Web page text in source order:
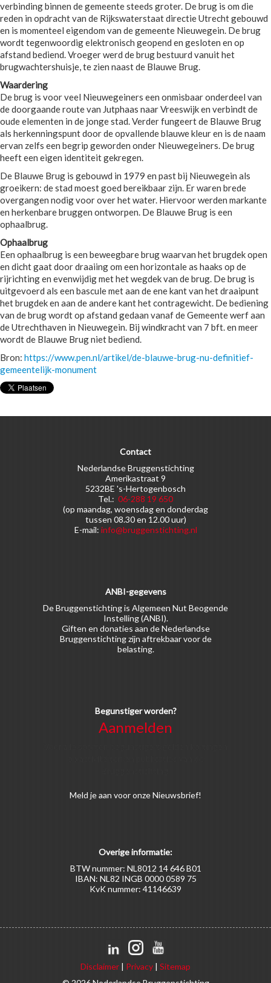
verbinding binnen de gemeente steeds groter. De brug is om die
reden in opdracht van de Rijkswaterstaat directie Utrecht gebouwd
en is momenteel eigendom van de gemeente Nieuwegein. De brug
wordt tegenwoordig elektronisch geopend en gesloten en op
afstand bediend. Vroeger werd de brug bestuurd vanuit het
brugwachtershuisje, te zien naast de Blauwe Brug.
Waardering
De brug is voor veel Nieuwegeiners een onmisbaar onderdeel van
de doorgaande route van Jutphaas naar Vreeswijk en verbindt de
oude elementen in de jonge stad. Verder fungeert de Blauwe Brug
als herkenningspunt door de opvallende blauwe kleur en is de naam
ervan zelfs een begrip geworden onder Nieuwegeiners. De brug
heeft een eigen identiteit gekregen.
De Blauwe Brug is gebouwd in 1979 en past bij Nieuwegein als
groeikern: de stad moest goed bereikbaar zijn. Er waren brede
overgangen nodig voor over het water. Hiervoor werden markante
en herkenbare bruggen ontworpen. De Blauwe Brug is een
ophaalbrug.
Ophaalbrug
Een ophaalbrug is een beweegbare brug waarvan het brugdek open
en dicht gaat door draaiing om een horizontale as haaks op de
rijrichting en evenwijdig met het wegdek van de brug. De brug is
uitgevoerd als een bascule met aan de ene kant van het draaipunt
het brugdek en aan de andere kant het contragewicht. De bediening
van de brug wordt op afstand gedaan vanaf de Gemeente werf aan
de Utrechthaven in Nieuwegein. Bij windkracht van 7 bft. en meer
wordt de Blauwe Brug niet bediend.
Bron: https://www.pen.nl/artikel/de-blauwe-brug-nu-definitief-
gemeentelijk-monument
Contact
Nederlandse Bruggenstichting
Amerikastraat 9
5232BE 's-Hertogenbosch
Tel.: 06-288 19 650
(op maandag, woensdag en donderdag
tussen 08.30 en 12.00 uur)
E-mail: info@bruggenstichting.nl
ANBI-gegevens
De Bruggenstichting is Algemeen Nut Beogende
Instelling (ANBI).
Giften en donaties aan de Nederlandse
Bruggenstichting zijn aftrekbaar voor de
belasting.
Begunstiger worden?
Aanmelden
Meld je aan voor onze Nieuwsbrief!
Overige informatie:
BTW nummer: NL8012 14 646 B01
IBAN: NL82 INGB 0000 0589 75
KvK nummer: 41146639
Disclaimer | Privacy | Sitemap